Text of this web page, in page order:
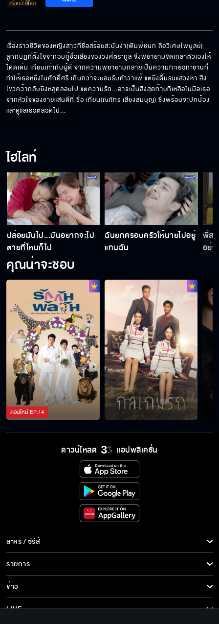
เรื่องราวชีวิตของหญิงสาวที่ชื่อสร้อยสะบันงา(พิมพ์ชนก ลือวิเศษไพบูลย์)
ลูกกบฏที่ตั้งใจจะกอบกู้ชื่อเสียงของวงศ์ตระกูล จึงพยายามขัดเกลาตัวเองให้
โดดเด่น เทียบเท่ากับผู้ดี จากความพยายามกลายเป็นความทะเยอทะยานที่
ทำให้เธอหยิ่งในศักดิ์ศรี เกินกว่าจะยอมรับคำว่าแพ้ แต่ยิ่งดิ้นรนแสวงหา สิ่ง
ไขว่คว้ากลับยิ่งหลุดลอยไป แต่ความรัก...อาจเป็นสิ่งสุดท้ายที่เหลือในมือเธอ
จากหัวใจของชายแสนดีที่ ชื่อ เทียน(ณภัทร เสียงสมบุญ) ซึ่งพร้อมจะปกป้อง
และดูแลเธอตลอดไป...
ไฮไลท์
ปล่อยมันไป...มันอยากจะไป
ตายที่ไหนก็ไป
ฉันยกครอบครัวให้นายไปอยู่
แทนฉัน
พี่สา
อย่า
คุณน่าจะชอบ
ตอนใหม่EP.14
ดาวน์โหลด แอปพลิเคชั่น
ละคร / ซีรีส์
ละคร/ซีรีส์
ซีรีส์นานาชาติ
การ์ตูน & เกม
รายการ
รายการทั้งหมด
ข่าว
ข่าวทั้งหมด
LIVE